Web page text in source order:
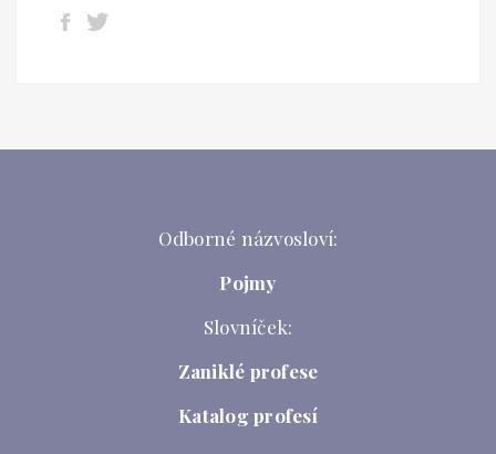
Odborné názvosloví:
Pojmy
Slovníček:
Zaniklé profese
Katalog profesí